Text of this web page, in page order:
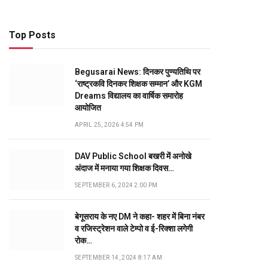
Top Posts
Begusarai News: दिनकर पुण्यतिथि पर
‘राष्ट्रकवि दिनकर शिक्षक सम्मान’ और KGM
Dreams विद्यालय का वार्षिक समारोह
आयोजित
APRIL 25, 2026 4:54 PM
DAV Public School बखरी में अनोखे
अंदाज में मनाया गया शिक्षक दिवस…
SEPTEMBER 6, 2024 2:00 PM
बेगूसराय के नए DM ने कहा- शहर में बिना नंबर
व रजिस्ट्रेशन वाले टेम्पो व ई-रिक्शा लगेगी
रोक…
SEPTEMBER 14, 2024 8:17 AM